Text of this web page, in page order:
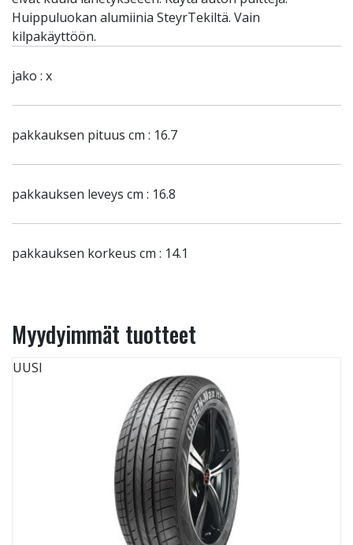
Huippuluokan alumiinia SteyrTekiltä. Vain
kilpakäyttöön.
jako : x
pakkauksen pituus cm : 16.7
pakkauksen leveys cm : 16.8
pakkauksen korkeus cm : 14.1
Myydyimmät tuotteet
UUSI